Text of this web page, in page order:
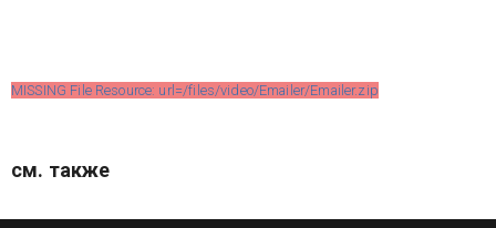
MISSING File Resource: url=/files/video/Emailer/Emailer.zip
см. также